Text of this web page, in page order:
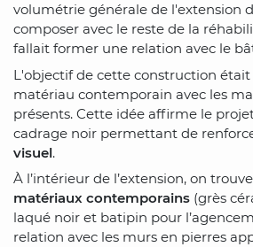
volumétrie générale de l'extension
composer avec le reste de la
fallait former une relation avec le
L'objectif de cette construction
matériau contemporain avec les
présents. Cette idée affirme le
cadrage noir permettant de
visuel.
À l’intérieur de l’extension, on
matériaux contemporains (grès
laqué noir et batipin pour
relation avec les murs en pierres